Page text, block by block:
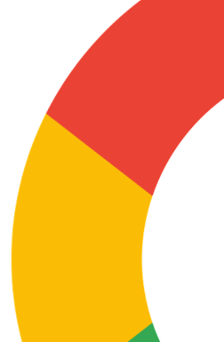
La Sole en
Cadena 3